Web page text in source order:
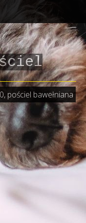
pościel bawełniana